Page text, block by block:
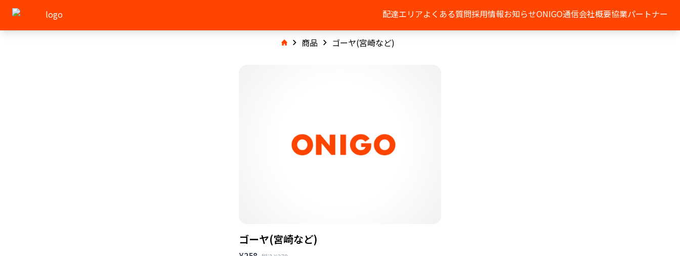
配達エリアよくある質問採用情報お知らせONIGO通信会社概要協業パートナー
商品 ゴーヤ(宮崎など)
ゴーヤ(宮崎など)